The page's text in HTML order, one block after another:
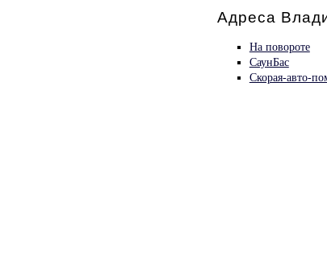
Адреса
На повороте
СаунБас
Скорая-авто-